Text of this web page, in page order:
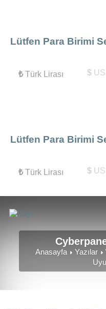
Lütfen Para Birimi
₺Türk Lirası $US
Lütfen Para Birimi
₺Türk Lirası $US
Anasayfa Yazılar